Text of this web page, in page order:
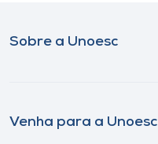
Sobre a Unoesc
Venha para a Unoesc